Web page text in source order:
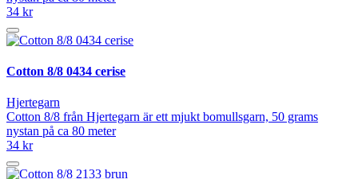
34 kr
Cotton 8/8 0434 cerise
Hjertegarn
Cotton 8/8 från Hjertegarn är ett mjukt bomullsgarn, 50 grams
nystan på ca 80 meter
34 kr